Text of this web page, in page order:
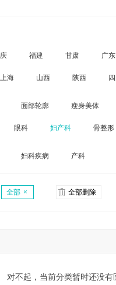
福建 甘肃 广东
上海 山西 陕西 四
面部轮廓 瘦身美体
眼科 妇产科 骨整形
妇科疾病 产科
全部 × 全部删除
对不起，当前分类暂时还没有